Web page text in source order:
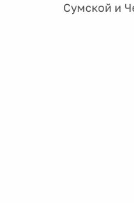
Сумской и